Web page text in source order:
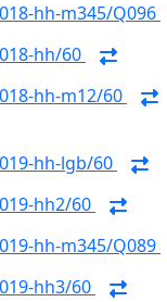
hh-m345/Q096
hh/60
hh-m12/60
hh-lgb/60
hh2/60
hh-m345/Q089
hh3/60